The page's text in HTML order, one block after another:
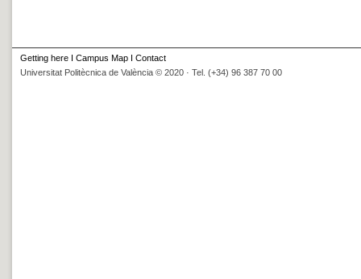
Getting here I Campus Map I Contact
Universitat Politècnica de València © 2020 · Tel. (+34) 96 387 70 00